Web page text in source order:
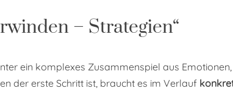
– Strategien“
ein komplexes Zusammenspiel aus
der erste Schritt ist, braucht es im Verlauf